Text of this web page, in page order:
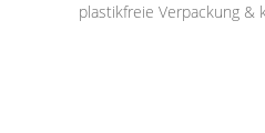
plastikfreie Verpackung &